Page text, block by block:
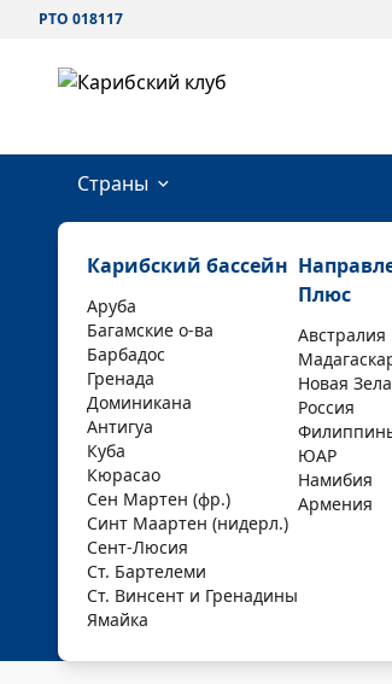
РТО 018117
Страны
Карибский бассейн
Аруба
Багамские о-ва
Барбадос
Гренада
Доминикана
Антигуа
Куба
Кюрасао
Сен Мартен (фр.)
Синт Маартен (нидерл.)
Сент-Люсия
Ст. Бартелеми
Ст. Винсент и Гренадины
Ямайка
Плюс
Австралия
Новая
Россия
ЮАР
Намибия
Армения